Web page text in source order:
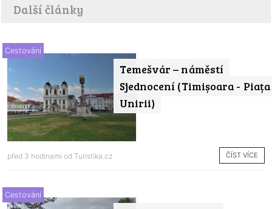
Další články
Temešvár – náměstí
Sjednocení (Timișoara - Piața
Unirii)
Cestování
před 3 hodinami od Turistika.cz ČÍST VÍCE
Cestování